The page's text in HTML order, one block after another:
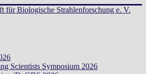
Scientists Symposium 2026